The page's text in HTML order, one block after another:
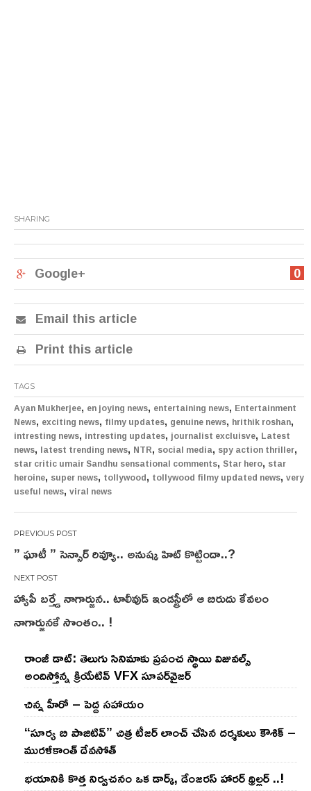
SHARING
0
Google+
Email this article
Print this article
TAGS
Ayan Mukherjee, en joying news, entertaining news, Entertainment
News, exciting news, filmy updates, genuine news, hrithik roshan,
intresting news, intresting updates, journalist excluisve, Latest
news, latest trending news, NTR, social media, spy action thriller,
star critic umair Sandhu sensational comments, Star hero, star
heroine, super news, tollywood, tollywood filmy updated news, very
useful news, viral news
Post
navigation
” ఘాటీ ” సెన్సార్ రివ్యూ.. అనుష్క హిట్ కొట్టిందా..?
హ్యాపీ బర్త్డే నాగార్జున.. టాలీవుడ్ ఇండస్ట్రీలో ఆ బిరుదు కేవలం
నాగార్జునకే సొంతం.. !
రాంజీ డాట్: తెలుగు సినిమాకు ప్రపంచ స్థాయి విజువల్స్
అందిస్తోన్న క్రియేటివ్ VFX సూపర్‌వైజర్
చిన్న హీరో – పెద్ద సహాయం
“సూర్య బి పాజిటివ్” చిత్ర టీజర్ లాంచ్ చేసిన‌ దర్శకులు కౌశిక్ –
మురళీకాంత్ దేవసోత్
భయానికి కొత్త నిర్వచనం ఒక డార్క్, డేంజరస్ హారర్ థ్రిల్లర్ ..!